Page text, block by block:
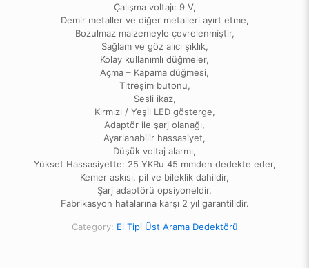
Çalışma voltajı: 9 V,
Demir metaller ve diğer metalleri ayırt etme,
Bozulmaz malzemeyle çevrelenmiştir,
Sağlam ve göz alıcı şıklık,
Kolay kullanımlı düğmeler,
Açma – Kapama düğmesi,
Titreşim butonu,
Sesli ikaz,
Kırmızı / Yeşil LED gösterge,
Adaptör ile şarj olanağı,
Ayarlanabilir hassasiyet,
Düşük voltaj alarmı,
Yükset Hassasiyette: 25 YKRu 45 mmden dedekte eder,
Kemer askısı, pil ve bileklik dahildir,
Şarj adaptörü opsiyoneldir,
Fabrikasyon hatalarına karşı 2 yıl garantilidir.
Category: El Tipi Üst Arama Dedektörü